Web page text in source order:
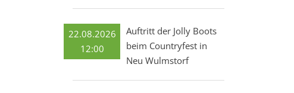
22.08.2026
12:00
Auftritt der Jolly Boots
beim Countryfest in
Neu Wulmstorf